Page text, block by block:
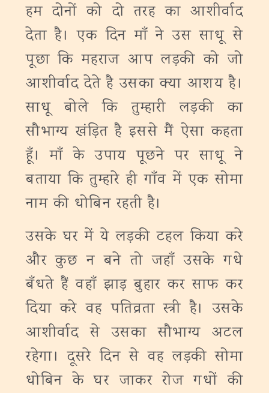
हम दोनों को दो तरह का आशीर्वाद
देता है। एक दिन माँ ने उस साधू से
पूछा कि महराज आप लड़की को जो
आशीर्वाद देते है उसका क्या आशय है।
साधू बोले कि तुम्हारी लड़की का
सौभाग्य खंड़ित है इससे मैं ऐसा कहता
हूँ। माँ के उपाय पूछने पर साधू ने
बताया कि तुम्हारे ही गाँव में एक सोमा
नाम की धोबिन रहती है।
उसके घर में ये लड़की टहल किया करे
और कुछ न बने तो जहाँ उसके गधे
बँधते हैं वहाँ झाड़ बुहार कर साफ कर
दिया करे वह पतिव्रता स्त्री है। उसके
आशीर्वाद से उसका सौभाग्य अटल
रहेगा। दूसरे दिन से वह लड़की सोमा
धोबिन के घर जाकर रोज गधों की